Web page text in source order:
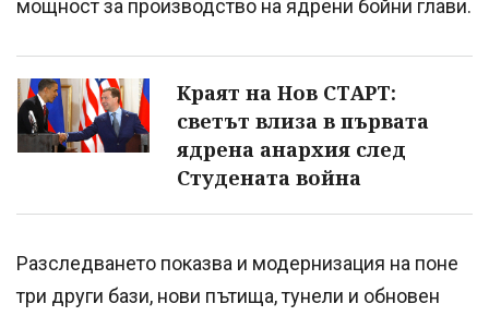
мощност за производство на ядрени бойни глави.
Краят на Нов СТАРТ:
светът влиза в първата
ядрена анархия след
Студената война
Разследването показва и модернизация на поне
три други бази, нови пътища, тунели и обновен